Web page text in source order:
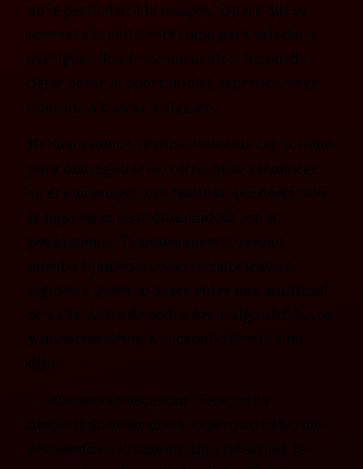
no le perturbara la imagen. Esperé que se
acercara lo suficiente como para saludar y
averiguar dónde me encuentro. No puedo
dejar pasar la oportunidad, espero no vaya
apurado a buscar a alguien.
Ni bien estuvo lo suficientemente cerca como
para distinguirle el rostro, pude reconocer
en él una imagen tan familiar que hasta tuve
la impresión de ir dibujándolo con el
pensamiento. También advertí que me